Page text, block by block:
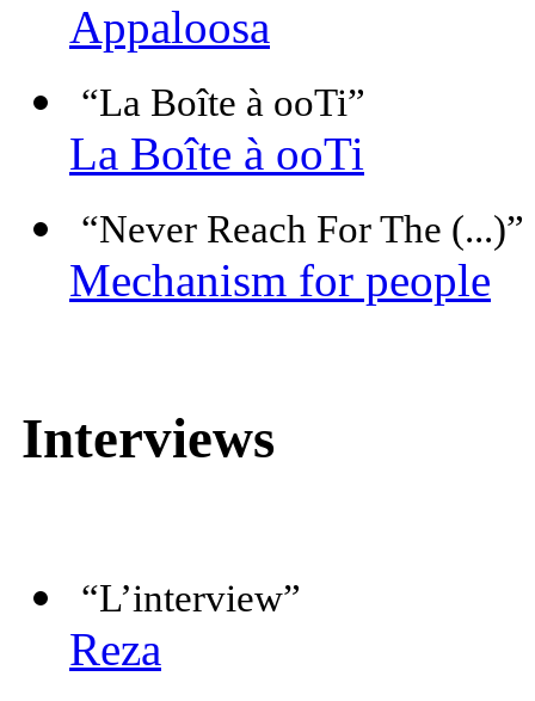
Appaloosa
“La Boîte à ooTi”
La Boîte à ooTi
“Never Reach For The (...)”
Mechanism for people
Interviews
“L’interview”
Reza